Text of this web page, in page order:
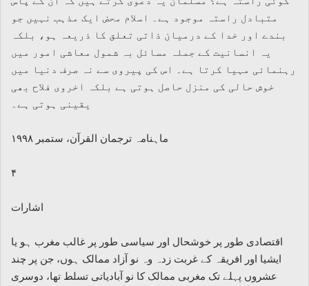
متبادل راستہ موجود ہے۔ اسلام محض ایک مذہب نہیں جو
بندے اور خدا کے درمیان ذاتی تعلق کا ذریعہ ہو، بلکہ
یہ انسانیت کے جملہ مسائل بہ شمول معاشی امور میں
رہنمائی مہیا کرتا ہے۔ اس کی پیروی سے نہ صرف دنیا میں
خوش حالی کی منزل حاصل ہوتی ہے بلکہ اخروی فلاح بھی
یقینی ہوتی ہے۔
ماہنامہ ترجمان القرآن، ستمبر ۱۹۹۸
۴
اشارات
اقتصادی طور پر خوشحال اور سیاسی طور پر غالب مغرب ہو یا
ایشیا اور افریقہ کے غربت زدہ وہ نو آزاد ممالک ہوں، جن پر چند
عشروں پہلے تک مغربی ممالک کا نو آبادیاتی تسلط تھا، دوسری